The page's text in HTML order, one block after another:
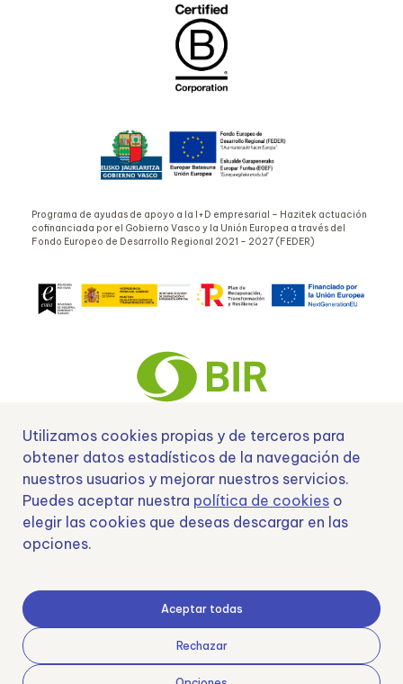
Programa de ayudas de apoyo a la I+D empresarial – Hazitek actuación
cofinanciada por el Gobierno Vasco y la Unión Europea a través del
Fondo Europeo de Desarrollo Regional 2021 – 2027 (FEDER)
Nº EXP 00152378 / SNEO-20222129 Financiado por la Unión Europea –
NextGenerationEU y apoyado por el CDTI.
apoyo es contribuir al desarrollo internacional de la empresa y de su entorno.
Fondo Europeo de Desarrollo Regional
Utilizamos cookies propias y de terceros para
obtener datos estadísticos de la navegación de
nuestros usuarios y mejorar nuestros servicios.
Puedes aceptar nuestra política de cookies o
elegir las cookies que deseas descargar en las
opciones.
Aceptar todas
Rechazar